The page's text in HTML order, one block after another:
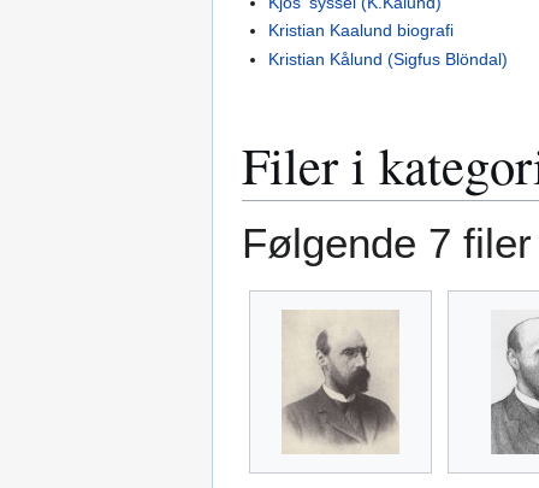
Kristian Kaalund biografi
Kristian Kålund (Sigfus Blöndal)
Filer i
Følgende 7